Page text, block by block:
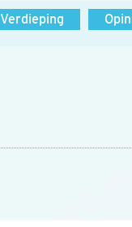
Verdieping